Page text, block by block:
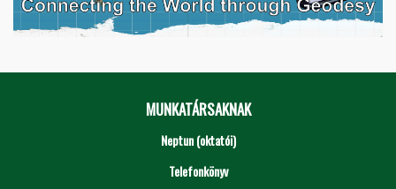
MUNKATÁRSAKNAK
Neptun (oktatói)
Telefonkönyv